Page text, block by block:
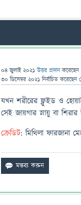
04 জুলাই 2021 উত্তর প্রদান করেছেন
30 ডিসেম্বর 2021 নির্বাচিত করেছেন
যখন শরীরের ফ্লুইড ও
সেই জায়গার স্নায়ু বা
ক্রেডিট: মিথিলা ফারজানা